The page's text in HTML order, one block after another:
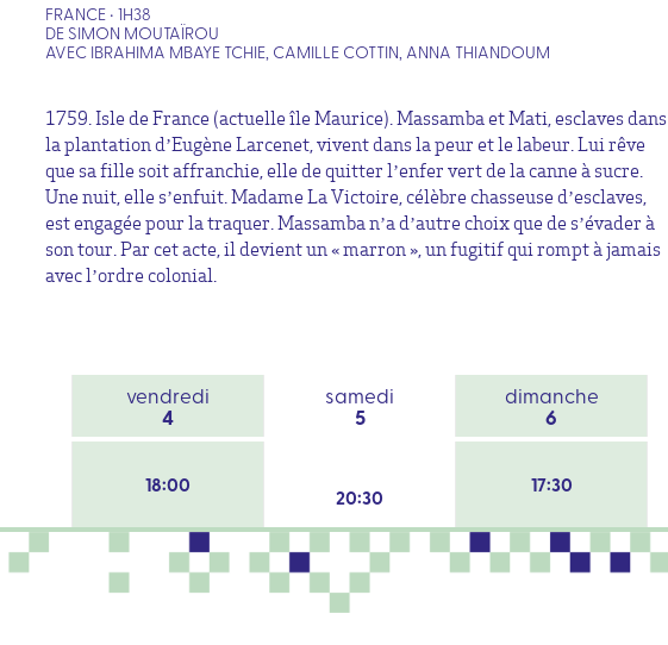
FRANCE • 1H38
DE SIMON MOUTAÏROU
AVEC IBRAHIMA MBAYE TCHIE, CAMILLE COTTIN, ANNA THIANDOUM
1759. Isle de France (actuelle île Maurice). ​Massamba et Mati, esclaves dans
la plantation d’Eugène Larcenet, vivent dans la peur et le labeur. Lui rêve
que sa fille soit affranchie, elle de quitter l’enfer vert de la canne à sucre.
Une nuit, elle s’enfuit. Madame La Victoire, célèbre chasseuse d’esclaves,
est engagée pour la traquer. Massamba n’a d’autre choix que de s’évader à
son tour. Par cet acte, il devient un « marron », un fugitif qui rompt à jamais
avec l’ordre colonial.
vendredi
4
samedi
5
dimanche
6
18:00 20:30 17:30